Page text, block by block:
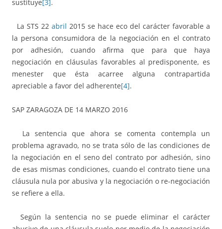
sustituye[3].
La STS 22 abril 2015 se hace eco del carácter favorable a
la persona consumidora de la negociación en el contrato
por adhesión, cuando afirma que para que haya
negociación en cláusulas favorables al predisponente, es
menester que ésta acarree alguna contrapartida
apreciable a favor del adherente[4].
SAP ZARAGOZA DE 14 MARZO 2016
La sentencia que ahora se comenta contempla un
problema agravado, no se trata sólo de las condiciones de
la negociación en el seno del contrato por adhesión, sino
de esas mismas condiciones, cuando el contrato tiene una
cláusula nula por abusiva y la negociación o re-negociación
se refiere a ella.
Según la sentencia no se puede eliminar el carácter